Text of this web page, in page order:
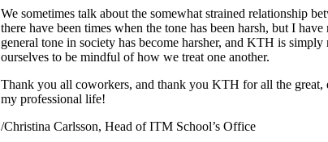
We sometimes talk about the somewhat strained relationship
there have been times when the tone has been harsh, but I
general tone in society has become harsher, and KTH is
ourselves to be mindful of how we treat one another.
Thank you all coworkers, and thank you KTH for all the great,
my professional life!
/Christina Carlsson, Head of ITM School’s Office